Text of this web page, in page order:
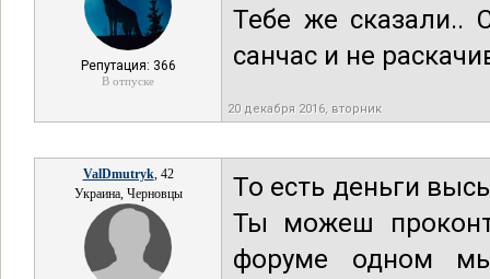
Репутация: 366
В отпуске
Тебе же сказали..
санчас и не
20 декабря 2016, вторник
ValDmutryk, 42
Украина, Черновцы
То есть деньги
Ты можеш
форуме одном